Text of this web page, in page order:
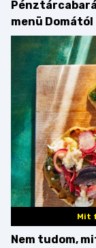
menü Domától
Mit
Nem tudom,